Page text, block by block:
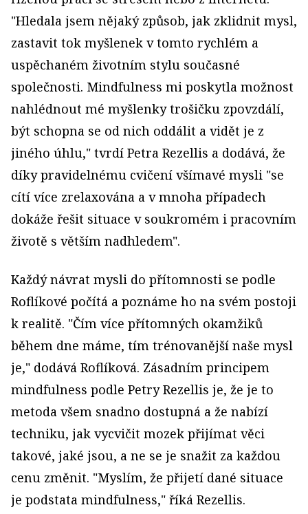
"Hledala jsem nějaký způsob, jak zklidnit mysl,
zastavit tok myšlenek v tomto rychlém a
uspěchaném životním stylu současné
společnosti. Mindfulness mi poskytla možnost
nahlédnout mé myšlenky trošičku zpovzdálí,
být schopna se od nich oddálit a vidět je z
jiného úhlu," tvrdí Petra Rezellis a dodává, že
díky pravidelnému cvičení všímavé mysli "se
cítí více zrelaxována a v mnoha případech
dokáže řešit situace v soukromém i pracovním
životě s větším nadhledem".
Každý návrat mysli do přítomnosti se podle
Roflíkové počítá a poznáme ho na svém postoji
k realitě. "Čím více přítomných okamžiků
během dne máme, tím trénovanější naše mysl
je," dodává Roflíková. Zásadním principem
mindfulness podle Petry Rezellis je, že je to
metoda všem snadno dostupná a že nabízí
techniku, jak vycvičit mozek přijímat věci
takové, jaké jsou, a ne se je snažit za každou
cenu změnit. "Myslím, že přijetí dané situace
je podstata mindfulness," říká Rezellis.